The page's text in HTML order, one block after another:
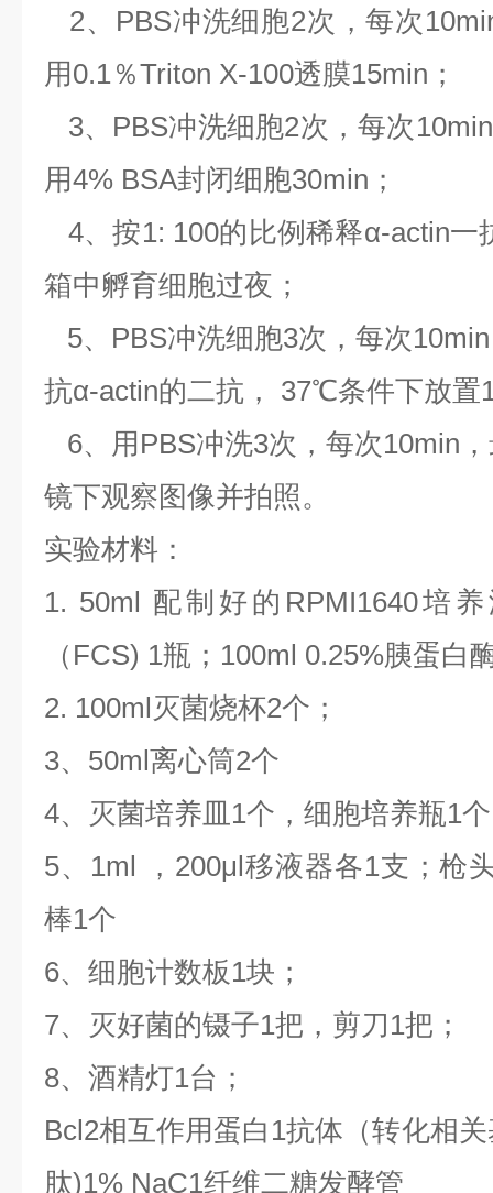
2、PBS冲洗细胞2次，每次
用0.1％Triton X-100透膜15min；
3、PBS冲洗细胞2次，每次
用4% BSA封闭细胞30min；
4、按1: 100的比例稀释α-actin
箱中孵育细胞过夜；
5、PBS冲洗细胞3次，每次
抗α-actin的二抗， 37℃条件下放置
6、用PBS冲洗3次，每次10min
镜下观察图像并拍照。
实验材料：
1. 50ml 配制好的RPMI1640培
（FCS) 1瓶；100ml 0.25%胰蛋白
2. 100ml灭菌烧杯2个；
3、50ml离心筒2个
4、灭菌培养皿1个，细胞培养瓶1
5、1ml ，200μl移液器各1支；枪
棒1个
6、细胞计数板1块；
7、灭好菌的镊子1把，剪刀1把；
8、酒精灯1台；
Bcl2相互作用蛋白1抗体（转化相
肽)1% NaC1纤维二糖发酵管